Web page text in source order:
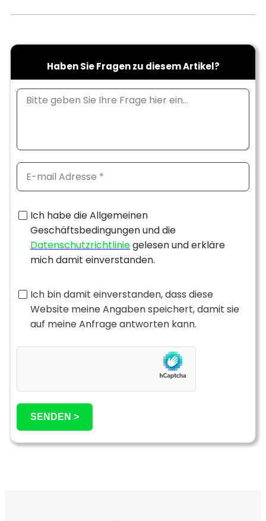
Haben Sie Fragen zu diesem Artikel?
Ich habe die Allgemeinen
Geschäftsbedingungen und die
Datenschutzrichtliniegelesen und erkläre
mich damit einverstanden.
Ich bin damit einverstanden, dass diese
Website meine Angaben speichert, damit sie
auf meine Anfrage antworten kann.
SENDEN >